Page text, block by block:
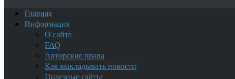
Главная
Информация
О сайте
FAQ
Авторские права
Как выкладывать новости
Полезные сайты